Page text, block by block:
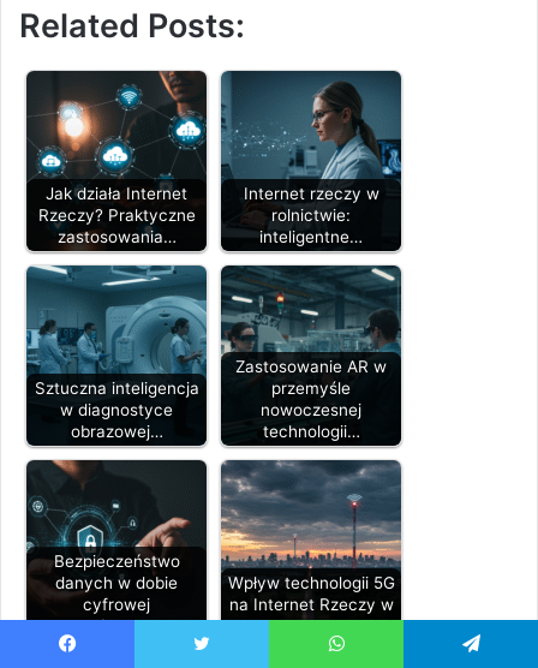
Related Posts:
Jak działa Internet
Rzeczy? Praktyczne
zastosowania…
Internet rzeczy w
rolnictwie:
inteligentne…
Sztuczna inteligencja
w diagnostyce
obrazowej…
Zastosowanie AR w
przemyśle
nowoczesnej
technologii…
Bezpieczeństwo
danych w dobie
cyfrowej
transformacji…
Wpływ technologii 5G
na Internet Rzeczy w
Polsce –…